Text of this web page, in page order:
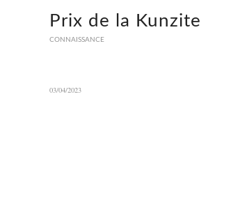
Prix de la Kunzite
CONNAISSANCE
03/04/2023